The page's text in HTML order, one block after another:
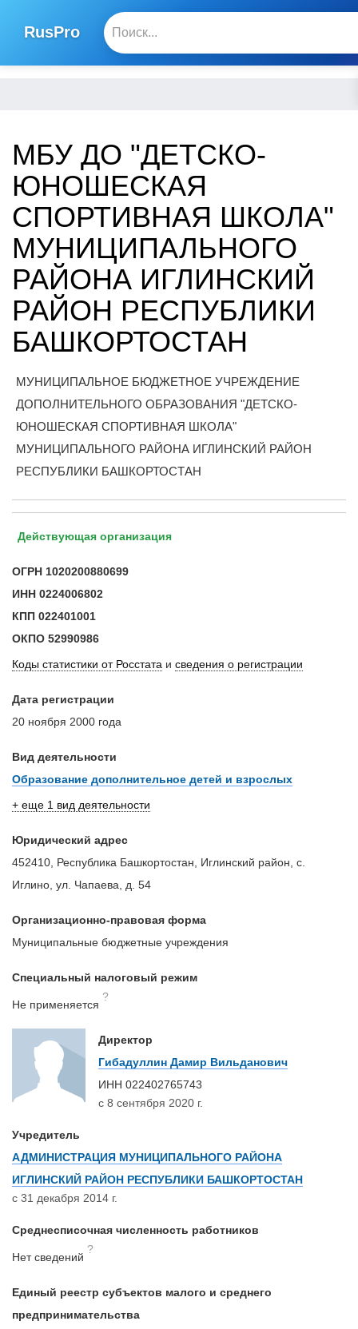
RusPro
МБУ ДО "ДЕТСКО-
ЮНОШЕСКАЯ
СПОРТИВНАЯ ШКОЛА"
МУНИЦИПАЛЬНОГО
РАЙОНА ИГЛИНСКИЙ
РАЙОН РЕСПУБЛИКИ
БАШКОРТОСТАН
МУНИЦИПАЛЬНОЕ БЮДЖЕТНОЕ УЧРЕЖДЕНИЕ
ДОПОЛНИТЕЛЬНОГО ОБРАЗОВАНИЯ "ДЕТСКО-
ЮНОШЕСКАЯ СПОРТИВНАЯ ШКОЛА"
МУНИЦИПАЛЬНОГО РАЙОНА ИГЛИНСКИЙ РАЙОН
РЕСПУБЛИКИ БАШКОРТОСТАН
Действующая организация
ОГРН 1020200880699
ИНН 0224006802
КПП 022401001
ОКПО 52990986
Коды статистики от Росстата и сведения о регистрации
Дата регистрации
20 ноября 2000 года
Вид деятельности
Образование дополнительное детей и взрослых
+ еще 1 вид деятельности
Юридический адрес
452410, Республика Башкортостан, Иглинский район, с.
Иглино, ул. Чапаева, д. 54
Организационно-правовая форма
Муниципальные бюджетные учреждения
Специальный налоговый режим
Не применяется
?
Директор
Гибадуллин Дамир Вильданович
ИНН 022402765743
с 8 сентября 2020 г.
Учредитель
АДМИНИСТРАЦИЯ МУНИЦИПАЛЬНОГО РАЙОНА
ИГЛИНСКИЙ РАЙОН РЕСПУБЛИКИ БАШКОРТОСТАН
с 31 декабря 2014 г.
Среднесписочная численность работников
Нет сведений
?
Единый реестр субъектов малого и среднего
предпринимательства